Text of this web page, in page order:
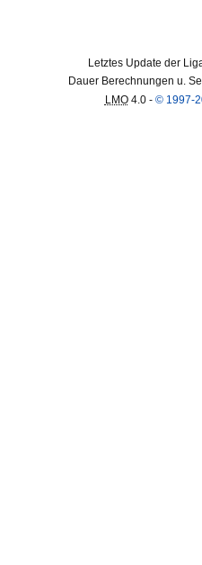
Letztes Update der
Dauer Berechnungen u.
LMO4.0 - © 1997-